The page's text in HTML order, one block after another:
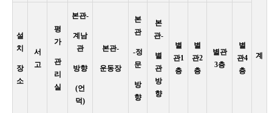
계
설
치
장
소
서
고
평
가
관
리
실
본관-
계남
관
방향
(언
덕)
본관-
운동장
본
관
-정
문
방
향
본
관-
별
관
방
향
별
관1
층
별
관2
층
별관
3층
별
관4
층